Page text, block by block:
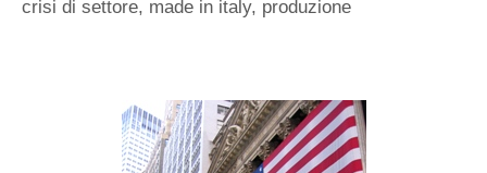
crisi di settore, made in italy, produzione